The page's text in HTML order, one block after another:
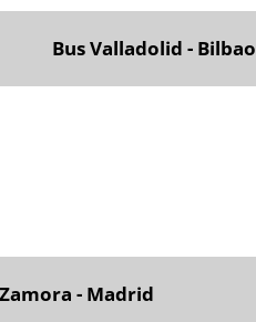
Bus Valladolid - Bilbao
- Madrid